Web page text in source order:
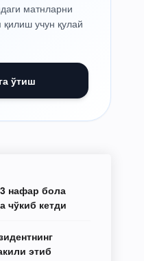
матнларни
учун қулай
ўтиш
нафар бола
чўкиб кетди
этиб